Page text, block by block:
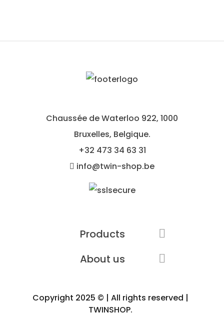
Chaussée de Waterloo 922, 1000
Bruxelles, Belgique.
+32 473 34 63 31
info@twin-shop.be
Products 
About us 
Copyright 2025 © | All rights reserved |
TWINSHOP.